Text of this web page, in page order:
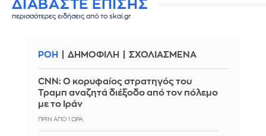
ΔΙΑΒΑΣΤΕ ΕΠΙΣΗΣ
περισσότερες ειδήσεις από το skai.gr
ΡΟΗ ΔΗΜΟΦΙΛΗ ΣΧΟΛΙΑΣΜΕΝΑ
CNN: Ο κορυφαίος στρατηγός του
Τραμπ αναζητά διέξοδο από τον πόλεμο
με το Ιράν
ΠΡΙΝ ΑΠΌ 1 ΏΡΑ